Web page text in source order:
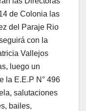
de Colonia las
del Paraje Rio
con la
Vallejos
luego un
la E.E.P N° 496
salutaciones
bailes,